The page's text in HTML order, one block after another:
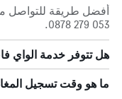
053 279 0878.
هل تتوفر خدمة الواي
ما هو وقت تسجيل